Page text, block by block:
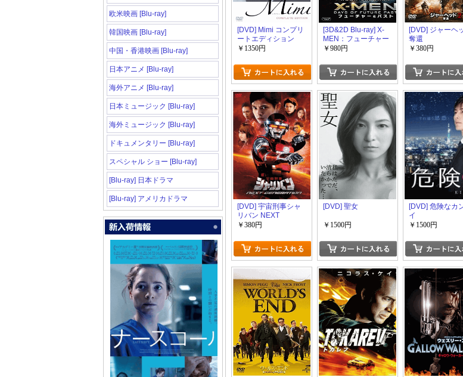
欧米映画 [Blu-ray]
韓国映画 [Blu-ray]
中国・香港映画 [Blu-ray]
日本アニメ [Blu-ray]
海外アニメ [Blu-ray]
日本ミュージック [Blu-ray]
海外ミュージック [Blu-ray]
ドキュメンタリー [Blu-ray]
スペシャル ショー [Blu-ray]
[Blu-ray] 日本ドラマ
[Blu-ray] アメリカドラマ
[DVD] Mimi コンプリ
ートエディション
￥1350円
[3D&2D Blu-ray] X-
MEN：フューチャー
＆パスト
￥980円
[DVD] ジャーヘ
奪還
￥380円
[DVD] 宇宙刑事シャ
リバン NEXT
GENERATION
￥380円
[DVD] 聖女
￥1500円
[DVD] 危険なカ
イ
￥1500円